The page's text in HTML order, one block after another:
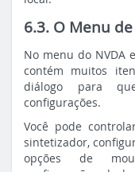
6.3. O Menu
No menu do NVDA
contém muitos
diálogo para
configurações.
Você pode
sintetizador,
opções de